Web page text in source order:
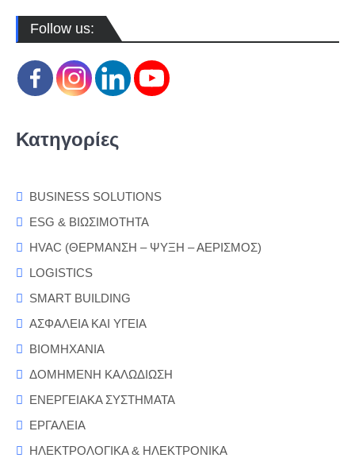
Follow us:
Κατηγορίες
BUSINESS SOLUTIONS
ESG & ΒΙΩΣΙΜΟΤΗΤΑ
HVAC (ΘΕΡΜΑΝΣΗ – ΨΥΞΗ – ΑΕΡΙΣΜΟΣ)
LOGISTICS
SMART BUILDING
ΑΣΦΑΛΕΙΑ ΚΑΙ ΥΓΕΙΑ
ΒΙΟΜΗΧΑΝΙΑ
ΔΟΜΗΜΕΝΗ ΚΑΛΩΔΙΩΣΗ
ΕΝΕΡΓΕΙΑΚΑ ΣΥΣΤΗΜΑΤΑ
ΕΡΓΑΛΕΙΑ
ΗΛΕΚΤΡΟΛΟΓΙΚΑ & ΗΛΕΚΤΡΟΝΙΚΑ